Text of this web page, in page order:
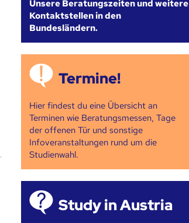
Unsere Beratungszeiten und weitere
Kontaktstellen in den
Bundesländern.
Termine!
Hier findest du eine Übersicht an
Terminen wie Beratungsmessen, Tage
der offenen Tür und sonstige
Infoveranstaltungen rund um die
Studienwahl.
Study in Austria